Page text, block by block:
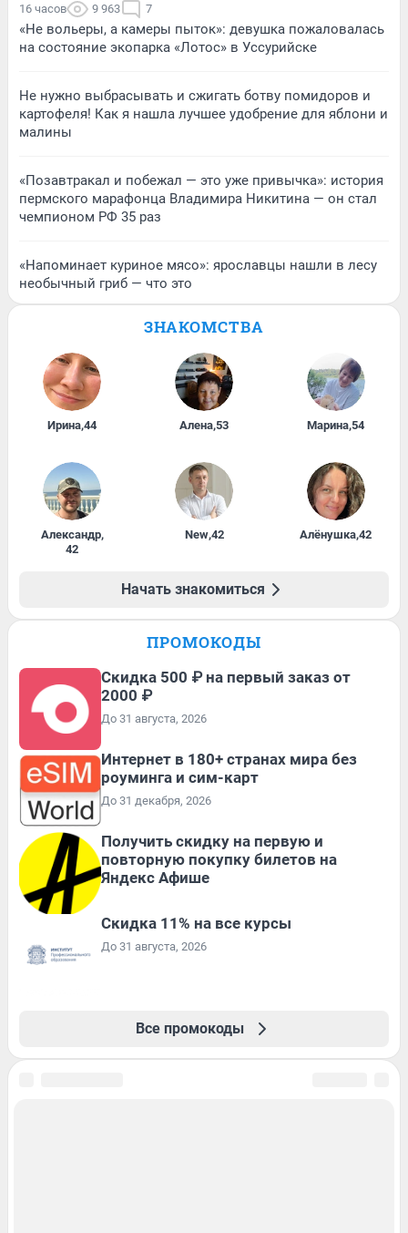
16 часов 9 963 7
«Не вольеры, а камеры пыток»: девушка пожаловалась
на состояние экопарка «Лотос» в Уссурийске
Не нужно выбрасывать и сжигать ботву помидоров и
картофеля! Как я нашла лучшее удобрение для яблони и
малины
«Позавтракал и побежал — это уже привычка»: история
пермского марафонца Владимира Никитина — он стал
чемпионом РФ 35 раз
«Напоминает куриное мясо»: ярославцы нашли в лесу
необычный гриб — что это
ЗНАКОМСТВА
Ирина,44 Алена,53 Марина,54
Александр,
42
New,42 Алёнушка,42
Начать знакомиться
ПРОМОКОДЫ
Скидка 500 ₽ на первый заказ от
2000 ₽
До 31 августа, 2026
Интернет в 180+ странах мира без
роуминга и сим-карт
До 31 декабря, 2026
Получить скидку на первую и
повторную покупку билетов на
Яндекс Афише
Скидка 11% на все курсы
До 31 августа, 2026
Все промокоды